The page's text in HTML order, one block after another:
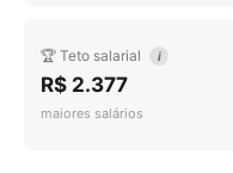
🏆 Teto salarial i
R$ 2.377
maiores salários